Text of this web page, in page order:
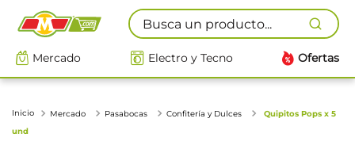
Busca un producto...
Mercado Electro y Tecno Ofertas
Mercado Pasabocas Confitería y Dulces
Quipitos Pops x 5
und